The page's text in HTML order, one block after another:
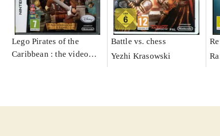
Lego Pirates of the
Caribbean : the video
Battle vs. chess
Yezhi Krasowski